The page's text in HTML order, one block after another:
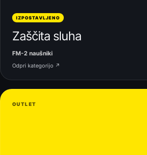
IZPOSTAVLJENO
Zaščita sluha
FM-2 naušniki
Odpri kategorijo ↗
OUTLET